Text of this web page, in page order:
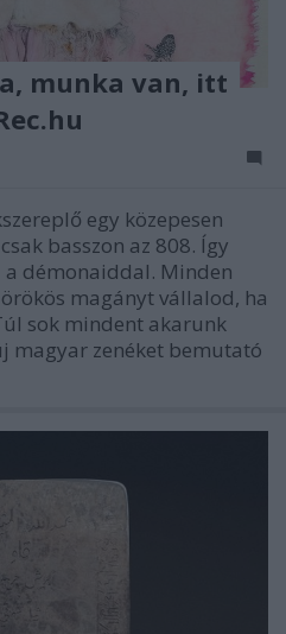
munka van, itt
egy közepesen
basszon az 808. Így
démonaiddal. Minden
magányt vállalod, ha
sok mindent akarunk
magyar zenéket bemutató